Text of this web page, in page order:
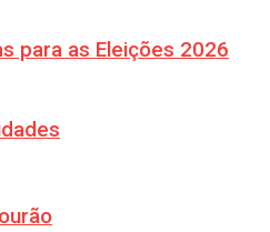
para as Eleições 2026